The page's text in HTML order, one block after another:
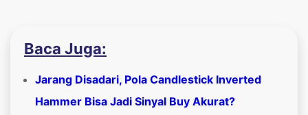
Baca Juga:
Jarang Disadari, Pola Candlestick Inverted
Hammer Bisa Jadi Sinyal Buy Akurat?